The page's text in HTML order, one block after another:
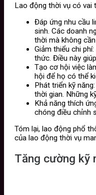
Lao động thời vụ có vai
Đáp ứng nhu cầu
sinh. Các doanh
thời mà không
Giảm thiểu chi
thức. Điều này
Tạo cơ hội việc
hội để họ có thể
Phát triển kỹ
thời gian. Những
Khả năng thích
chóng điều chỉnh
Tóm lại, lao động phổ
của lao động thời vụ
Tăng cường kỹ